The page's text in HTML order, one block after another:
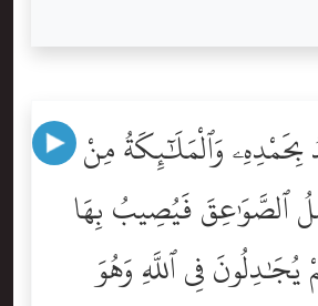
بِحَمْدِهِۦ وَٱلْمَلَٰٓئِكَةُ مِنْ
ٱلصَّوَٰعِقَ فَيُصِيبُ بِهَا
فِى ٱللَّهِ وَهُوَ